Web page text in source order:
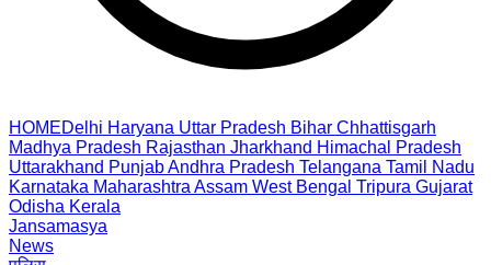
HOMEDelhi Haryana Uttar Pradesh Bihar Chhattisgarh
Madhya Pradesh Rajasthan Jharkhand Himachal Pradesh
Uttarakhand PunjabAndhra Pradesh Telangana Tamil Nadu
Karnataka Maharashtra Assam West Bengal Tripura Gujarat
Odisha Kerala
Jansamasya
News